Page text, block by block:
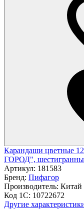
Карандаши
ГОРОД",
Артикул: 181583
Бренд: Пифагор
Производитель: Китай
Код 1С: 10722672
Другие